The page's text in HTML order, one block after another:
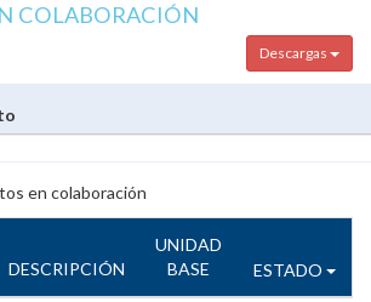
COLABORACIÓN
Descargas
en colaboración
DESCRIPCIÓN
UNIDAD
BASE
ESTADO